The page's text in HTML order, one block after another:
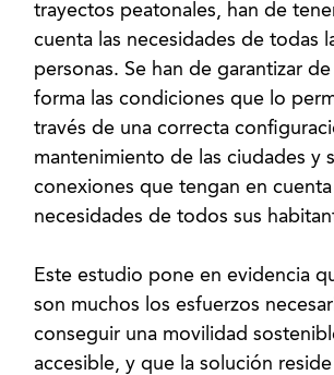
trayectos peatonales, han de
cuenta las necesidades de todas
personas. Se han de garantizar de
forma las condiciones que lo
través de una correcta
mantenimiento de las ciudades y
conexiones que tengan en cuenta
necesidades de todos sus
Este estudio pone en evidencia
son muchos los esfuerzos
conseguir una movilidad
accesible, y que la solución